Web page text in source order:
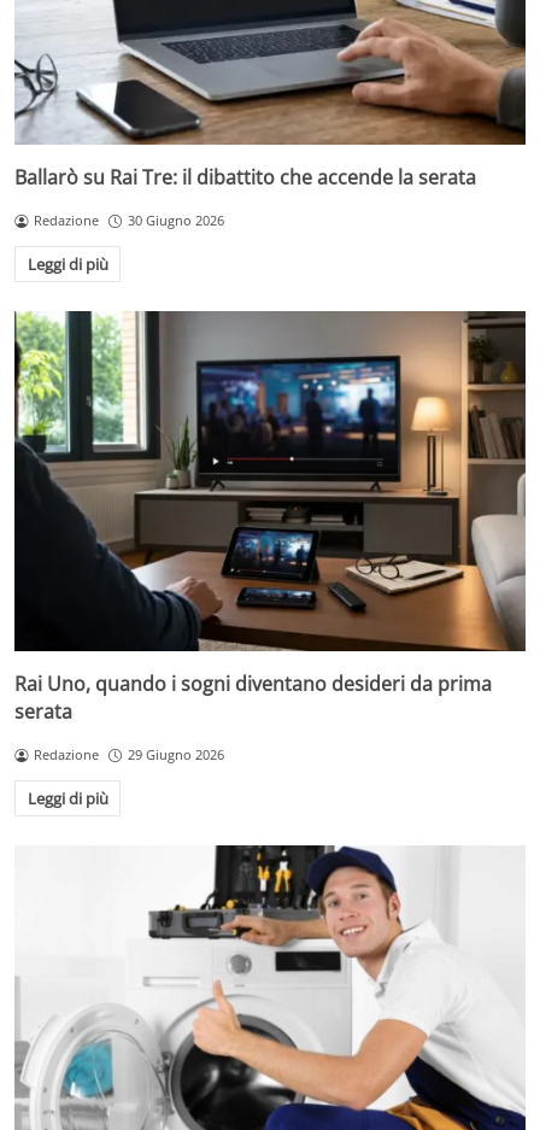
Ballarò su Rai Tre: il dibattito che accende la serata
Redazione 30 Giugno 2026
Leggi di più
Rai Uno, quando i sogni diventano desideri da prima
serata
Redazione 29 Giugno 2026
Leggi di più